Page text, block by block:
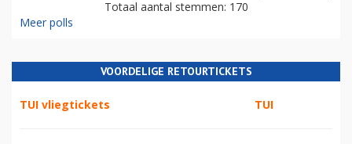
Totaal aantal stemmen: 170
Meer polls
VOORDELIGE RETOURTICKETS
TUI vliegtickets TUI